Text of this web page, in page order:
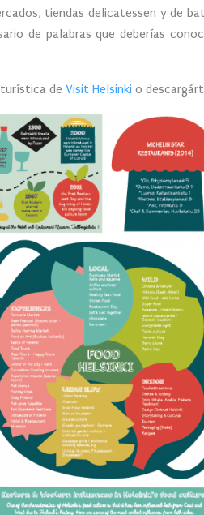
tiendas delicatessen y de
de palabras que deberías
de Visit Helsinki o